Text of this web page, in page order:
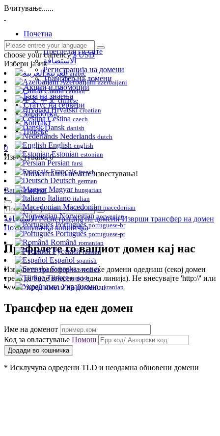
Вчитување......
Почетна
Продавница
Прегледај ги сите
الاستضافة
Регистрација на домени
Трансфер на домени
Акции и промоции
База на знаења
Статус на сервери
Заработка
Контакт
Повеќе
0
Известувања0
Моментално немате известувања!
Ваша сметка
الاستضافةРегистрација на домениИзврши трансфер на домен
Потрошувачка кошничка
Префрлете го вашиот домен кај нас
Извршете трансфер на повеќе домени одеднаш (секој домен
треба да биде внесен во една линија). Не внесувајте 'http://' или
'www' пред името на доменот.
Трансфер на еден домен
Име на доменот
Код за овластување Помош
Додади во кошничка
* Исклучува одредени TLD и неодамна обновени домени
choose your currency $ USD
Избери јазик
العربيةarabic
Azerbaijaniazerbaijani
Catalàcatalan
中文chinese
Hrvatskicroatian
Čeština czech
Dansk danish
Nederlands dutch
English english
Estonian estonian
Persian farsi
Françaisfrench
Deutsch german
Magyar hungarian
Italiano italian
Macedonian macedonian
Norwegiannorwegian
Portuguêsportuguese-br
Portuguêsportuguese-pt
Română romanian
Русскийrussian
Español spanish
Svenskaswedish
Türkçeturkish
Українськаukranian